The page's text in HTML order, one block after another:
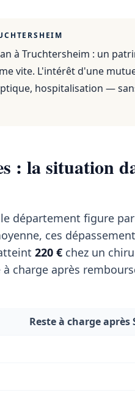
à Truchtersheim : un
vite. L'intérêt d'une
hospitalisation —
: la situation
département figure
ces
220 € chez un
charge après
Reste à charge après